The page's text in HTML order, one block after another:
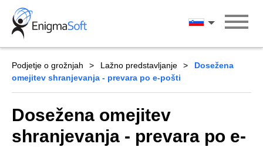
Skip
content
Slovenščina
Podjetje o grožnjah Lažno predstavljanje
Dosežena
omejitev shranjevanja - prevara po e-pošti
Dosežena omejitev
shranjevanja - prevara po e-